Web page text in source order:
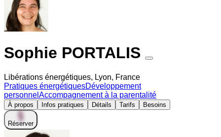
Sophie PORTALIS
Libérations énergétiques, Lyon, France
Pratiques énergétiquesDéveloppement
personnel Accompagnement à la parentalité
À propos Infos pratiques Détails Tarifs Besoins
Réserver